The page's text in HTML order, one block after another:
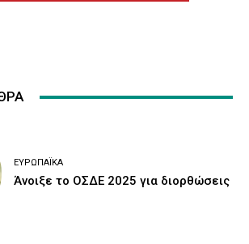
ΕΥΡΩΠΑΪΚΆ
Άνοιξε το ΟΣΔΕ 2025 για διορθώσεις